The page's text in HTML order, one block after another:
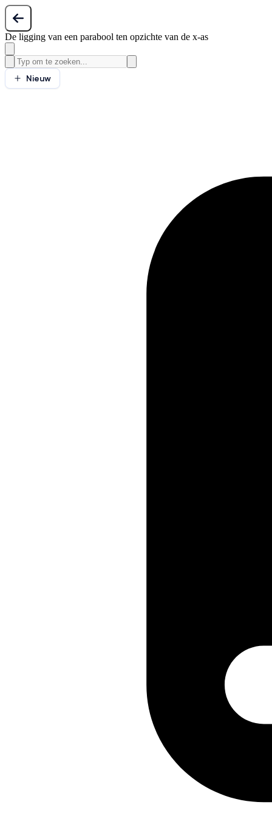
De ligging van een parabool ten opzichte van de x-as
Nieuw